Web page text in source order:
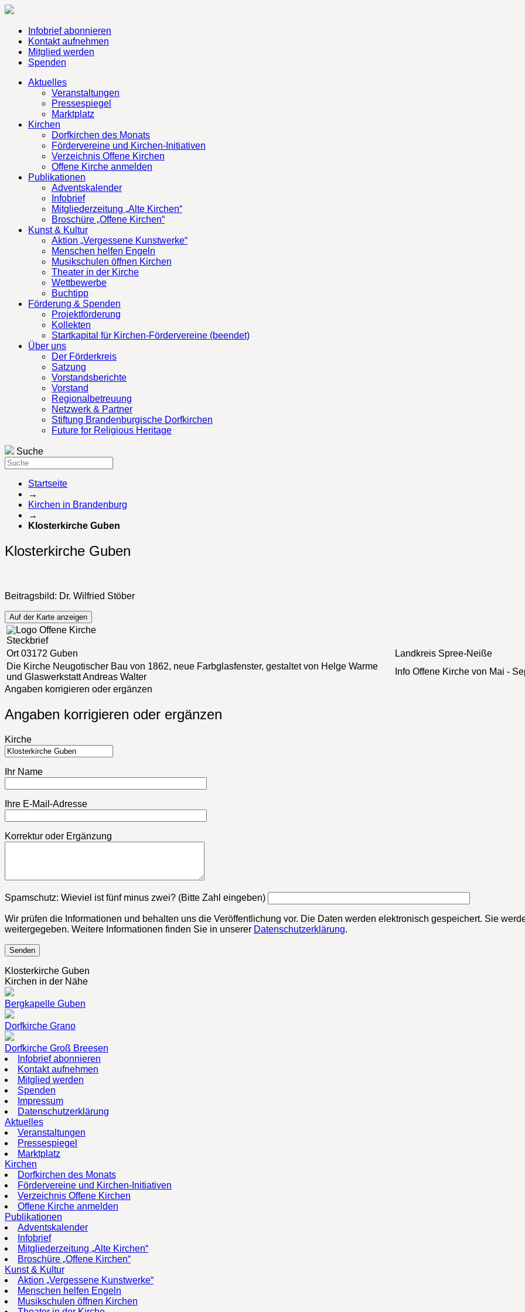
Infobrief abonnieren
Kontakt aufnehmen
Mitglied werden
Spenden
Aktuelles
Veranstaltungen
Pressespiegel
Marktplatz
Kirchen
Dorfkirchen des Monats
Fördervereine und Kirchen-Initiativen
Verzeichnis Offene Kirchen
Offene Kirche anmelden
Publikationen
Adventskalender
Infobrief
Mitgliederzeitung „Alte Kirchen“
Broschüre „Offene Kirchen“
Kunst & Kultur
Aktion „Vergessene Kunstwerke“
Menschen helfen Engeln
Musikschulen öffnen Kirchen
Theater in der Kirche
Wettbewerbe
Buchtipp
Förderung & Spenden
Projektförderung
Kollekten
Startkapital für Kirchen-Fördervereine (beendet)
Über uns
Der Förderkreis
Satzung
Vorstandsberichte
Vorstand
Regionalbetreuung
Netzwerk & Partner
Stiftung Brandenburgische Dorfkirchen
Future for Religious Heritage
Suche
Startseite
→
Kirchen in Brandenburg
→
Klosterkirche Guben
Klosterkirche Guben
Beitragsbild: Dr. Wilfried Stöber
Auf der Karte anzeigen
Steckbrief
Ort03172 Guben Landkreis Spree-Neiße
Die Kirche Neugotischer Bau von 1862, neue Farbglasfenster, gestaltet von Helge Warme
und Glaswerkstatt Andreas Walter
Info Offene Kirche von Mai -
Angaben korrigieren oder ergänzen
Angaben korrigieren oder ergänzen
Kirche
Ihr Name
Ihre E-Mail-Adresse
Korrektur oder Ergänzung
Bitte lasse dieses Feld leer.
Spamschutz: Wieviel ist fünf minus zwei? (Bitte Zahl eingeben)
Wir prüfen die Informationen und behalten uns die Veröffentlichung vor. Die Daten werden elektronisch gespeichert. Sie
weitergegeben. Weitere Informationen finden Sie in unserer Datenschutzerklärung.
Klosterkirche Guben
Kirchen in der Nähe
Bergkapelle Guben
Dorfkirche Grano
Dorfkirche Groß Breesen
Infobrief abonnieren
Kontakt aufnehmen
Mitglied werden
Spenden
Impressum
Datenschutzerklärung
Aktuelles
Veranstaltungen
Pressespiegel
Marktplatz
Kirchen
Dorfkirchen des Monats
Fördervereine und Kirchen-Initiativen
Verzeichnis Offene Kirchen
Offene Kirche anmelden
Publikationen
Adventskalender
Infobrief
Mitgliederzeitung „Alte Kirchen“
Broschüre „Offene Kirchen“
Kunst & Kultur
Aktion „Vergessene Kunstwerke“
Menschen helfen Engeln
Musikschulen öffnen Kirchen